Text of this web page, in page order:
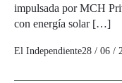
impulsada por MCH
con energía solar […]
El Independiente28 / 06 /